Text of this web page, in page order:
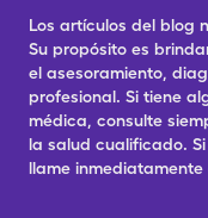
Los artículos del blog
Su propósito es
el asesoramiento,
profesional. Si tiene
médica, consulte
la salud cualificado.
llame inmediatamente